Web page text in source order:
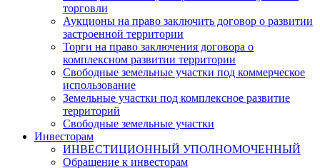
торговли
Аукционы на право заключить договор о развитии
застроенной территории
Торги на право заключения договора о
комплексном развитии территории
Свободные земельные участки под коммерческое
использование
Земельные участки под комплексное развитие
территорий
Свободные земельные участки
Инвесторам
ИНВЕСТИЦИОННЫЙ УПОЛНОМОЧЕННЫЙ
Обращение к инвесторам